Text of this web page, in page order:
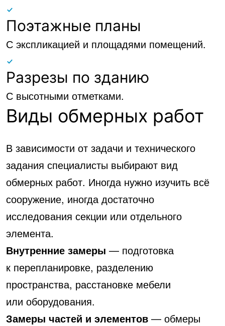
Поэтажные планы
С экспликацией и площадями помещений.
Разрезы по зданию
С высотными отметками.
Виды обмерных работ
В зависимости от задачи и технического
задания специалисты выбирают вид
обмерных работ. Иногда нужно изучить всё
сооружение, иногда достаточно
исследования секции или отдельного
элемента.
Внутренние замеры — подготовка
к перепланировке, разделению
пространства, расстановке мебели
или оборудования.
Замеры частей и элементов — обмеры